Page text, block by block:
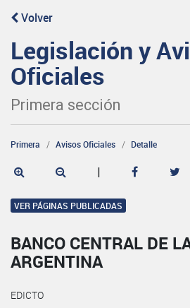
Volver
Legislación y
Oficiales
Primera sección
Primera Avisos Oficiales Detalle
|
VER PÁGINAS PUBLICADAS
BANCO CENTRAL DE
ARGENTINA
EDICTO